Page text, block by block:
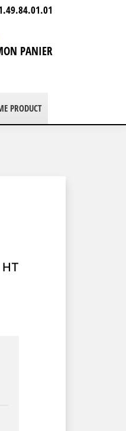
PANIER
PRODUCT
HT